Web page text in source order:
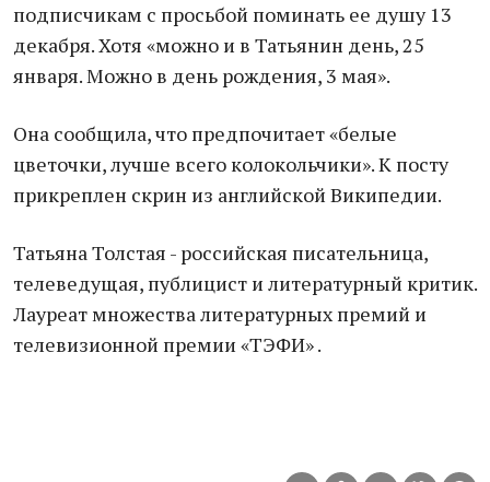
подписчикам с просьбой поминать ее душу 13
декабря. Хотя «можно и в Татьянин день, 25
января. Можно в день рождения, 3 мая».
Она сообщила, что предпочитает «белые
цветочки, лучше всего колокольчики». К посту
прикреплен скрин из английской Википедии.
Татьяна Толстая - российская писательница,
телеведущая, публицист и литературный критик.
Лауреат множества литературных премий и
телевизионной премии «ТЭФИ» .